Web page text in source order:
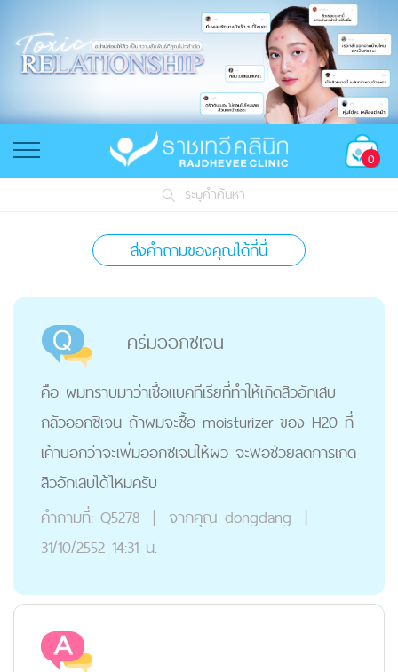
0
ระบุคำค้นหา
ส่งคำถามของคุณได้ที่นี่
ครีมออกซิเจน
คือ ผมทราบมาว่าเชื้อแบคทีเรียที่ทำให้เกิดสิวอักเสบ
กลัวออกซิเจน ถ้าผมจะซื้อ moisturizer ของ H20 ที่
เค้าบอกว่าจะเพิ่มออกซิเจนให้ผิว จะพอช่วยลดการเกิด
สิวอักเสบได้ไหมครับ
คำถามที่: Q5278 | จากคุณ dongdang |
31/10/2552 14:31 น.